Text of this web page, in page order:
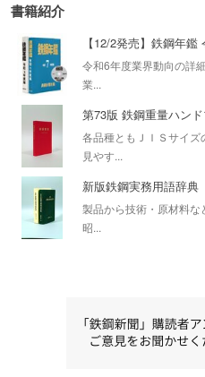
書籍紹介
【12/2発売】鉄鋼年鑑
令和6年度業界動向の詳
業...
第73版 鉄鋼重量ハン
各品種ともＪＩＳサイ
見やす...
新版鉄鋼実務用語辞典
製品から技術・原材料な
昭...